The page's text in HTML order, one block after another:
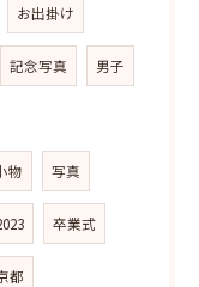
お出掛け
記念写真 男子
物 写真
卒業式
都